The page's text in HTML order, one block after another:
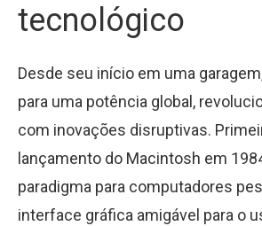
tecnológico
Desde seu início em uma
para uma potência global,
com inovações disruptivas.
lançamento do Macintosh em
paradigma para computadores
interface gráfica amigável para o